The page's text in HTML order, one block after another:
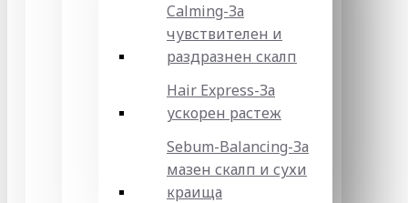
Calming-За
чувствителен и
раздразнен скалп
Hair Express-За
ускорен растеж
Sebum-Balancing-За
мазен скалп и сухи
краища